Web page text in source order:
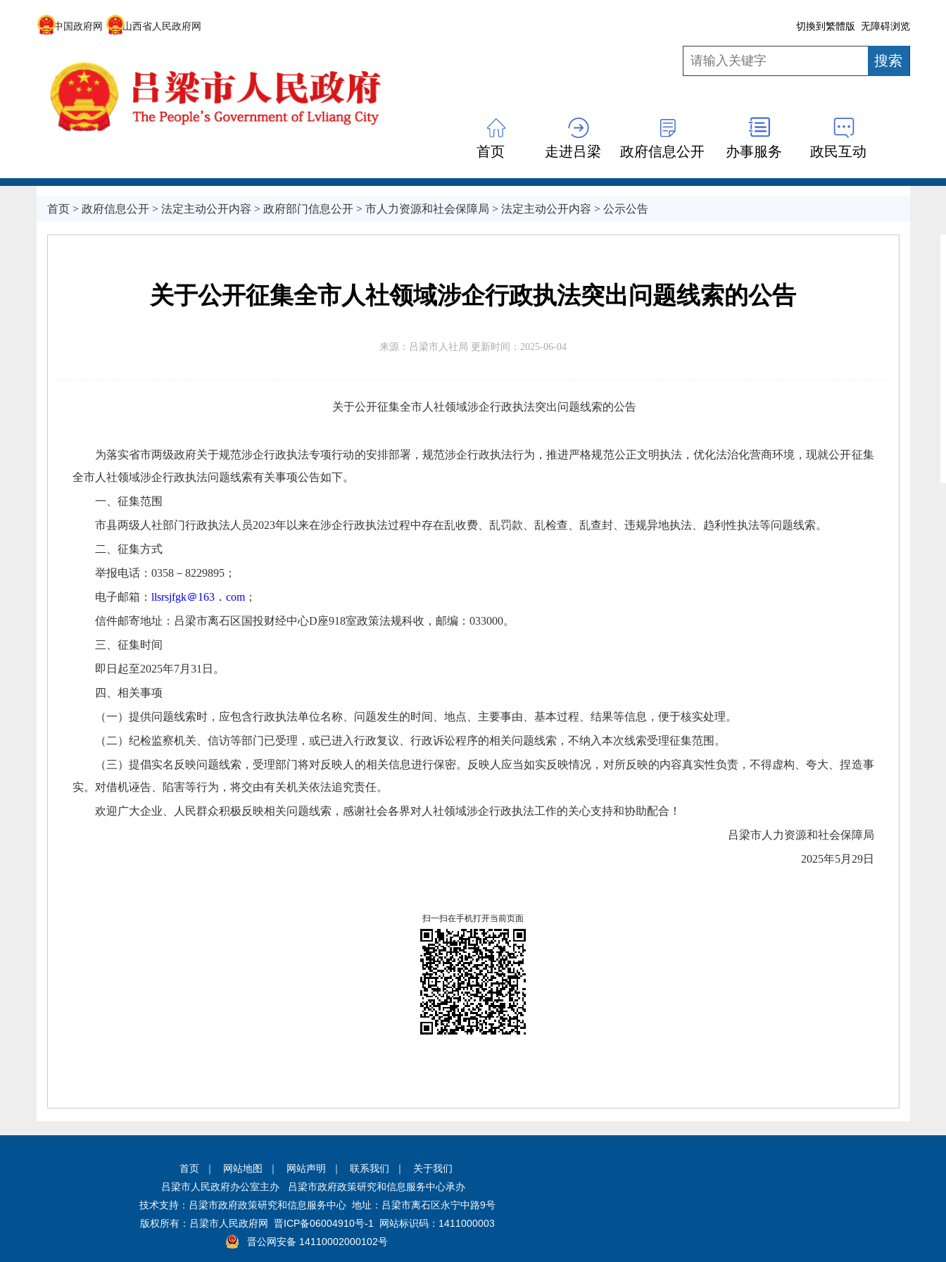
中国政府网 山西省人民政府网 切換到繁體版 无障碍浏览
首页 走进吕梁 政府信息公开 办事服务 政民互动
首页> 政府信息公开> 法定主动公开内容 > 政府部门信息公开> 市人力资源和社会保障局 > 法定主动公开内容 > 公示公告
关于公开征集全市人社领域涉企行政执法突出问题线索的公告
来源： 吕梁市人社局 更新时间： 2025-06-04
关于公开征集全市人社领域涉企行政执法突出问题线索的公告
为落实省市两级政府关于规范涉企行政执法专项行动的安排部署， 规范涉企行政执法行为，推进严格规范公正文明执法， 优化法治化营商环境，现就公开征集
全市人社领域涉企行政执法问题线索有关事项公告如下。
一、 征集范围
市县两级人社部门行政执法人员2023年以来在涉企行政执法过程中存在乱收费、 乱罚款、 乱检查、 乱查封、 违规异地执法、 趋利性执法等问题线索。
二、 征集方式
举报电话： 0358－ 8229895；
电子邮箱： llsrsjfgk＠163．com；
信件邮寄地址： 吕梁市离石区国投财经中心D座918室政策法规科收 ， 邮编： 033000。
三、 征集时间
即日起至2025年7月 31日 。
四、 相关事项
（一） 提供问题线索时， 应包含行政执法单位名称、 问题发生的时间、 地点、 主要事由、 基本过程、 结果等信息， 便于核实处理。
（二） 纪检监察机关、 信访等部门已受理， 或已进入行政复议、 行政诉讼程序的相关问题线索， 不纳入本次线索受理征集范围。
（三） 提倡实名反映问题线索， 受理部门将对反映人的相关信息进行保密。 反映人应当如实反映情况， 对所反映的内容真实性负责，不得虚构、夸大、捏造事
实。 对借机诬告、 陷害等行为， 将交由有关机关依法追究责任。
欢迎广大企业、
人民群众积极反映相关问题线索， 感谢社会各界对人社领域涉企行政执法工作的关心支持和协助配合！
吕梁市人力资源和社会保障局
2025年5月29日
扫一扫在手机打开当前页面
首页 ｜ 网站地图 ｜ 网站声明 ｜ 联系我们 ｜ 关于我们
吕梁市人民政府办公室主办 吕梁市政府政策研究和信息服务中心承办
技术支持： 吕梁市政府政策研究和信息服务中心 地址： 吕梁市离石区永宁中路9号
版权所有： 吕梁市人民政府网 晋ICP备06004910号-1 网站标识码： 1411000003
晋公网安备 14110002000102号